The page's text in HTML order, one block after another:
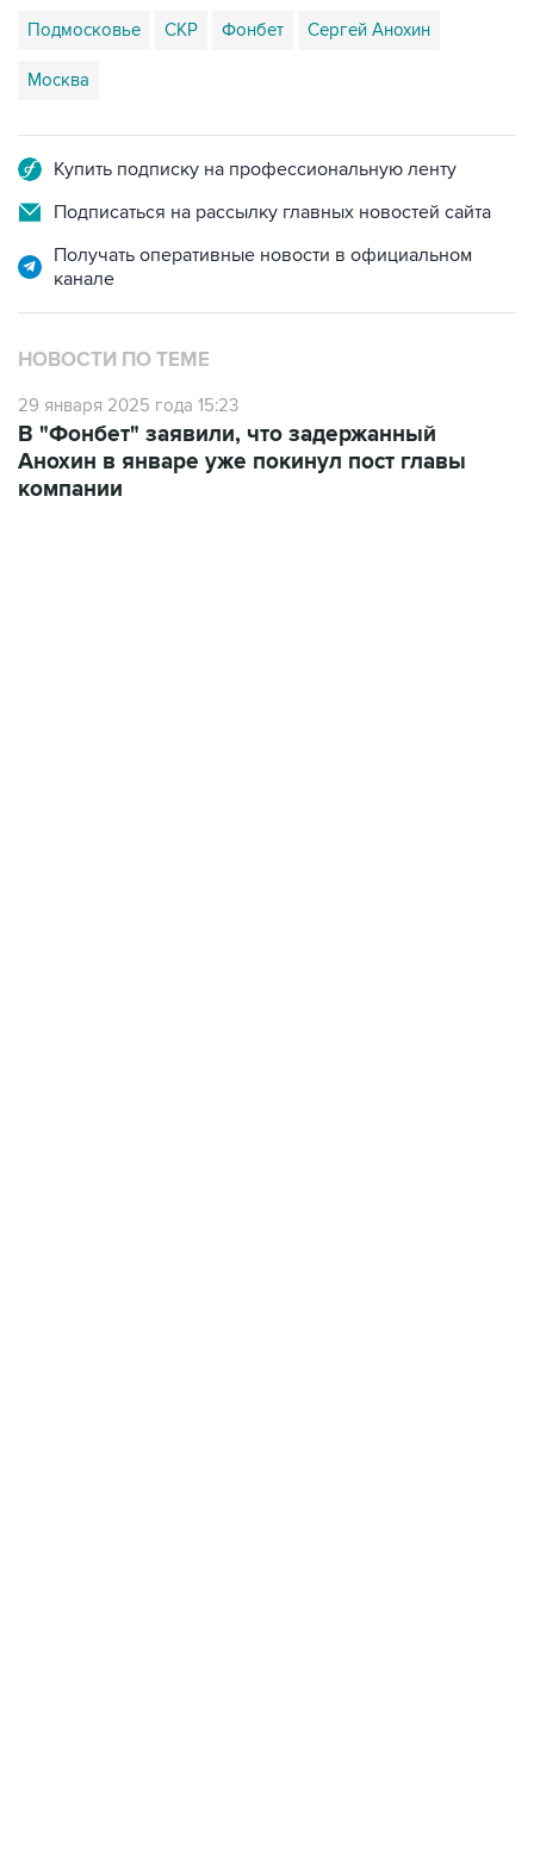
Подмосковье СКР Фонбет Сергей Анохин
Москва
Купить подписку на профессиональную ленту
Подписаться на рассылку главных новостей сайта
Получать оперативные новости в официальном
канале
НОВОСТИ ПО ТЕМЕ
29 января 2025 года 15:23
В "Фонбет" заявили, что задержанный
Анохин в январе уже покинул пост главы
компании